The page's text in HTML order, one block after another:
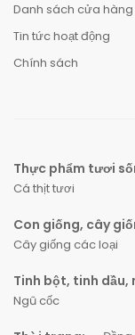
Danh sách cửa hàng
Tin tức hoạt động
Chính sách
Thực phẩm tươi
Cá thịt tươi
Con giống, cây
Cây giống các loại
Tinh bột, tinh dầu,
Ngũ cốc